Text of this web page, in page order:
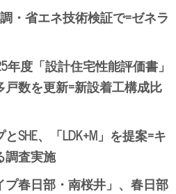
・省エネ技術検証で=ゼネラ
度「設計住宅性能評価書」
数を更新=新設着工構成比
SHE、「LDK+M」を提案=キ
調査実施
春日部・南桜井」、春日部